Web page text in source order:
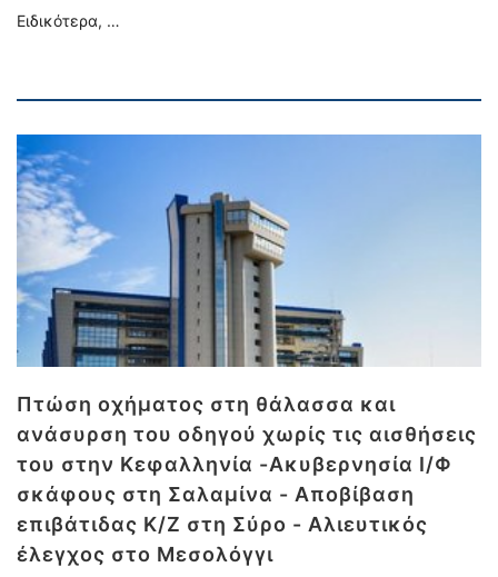
Ειδικότερα, …
Πτώση οχήματος στη θάλασσα και
ανάσυρση του οδηγού χωρίς τις αισθήσεις
του στην Κεφαλληνία -Ακυβερνησία Ι/Φ
σκάφους στη Σαλαμίνα - Αποβίβαση
επιβάτιδας Κ/Ζ στη Σύρο - Αλιευτικός
έλεγχος στο Μεσολόγγι